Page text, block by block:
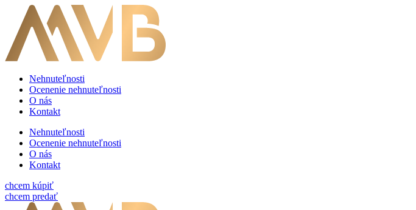
Nehnuteľnosti
Ocenenie nehnuteľnosti
O nás
Kontakt
Nehnuteľnosti
Ocenenie nehnuteľnosti
O nás
Kontakt
chcem kúpiť
chcem predať